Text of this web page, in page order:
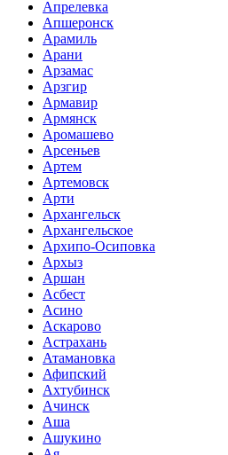
Апрелевка
Апшеронск
Арамиль
Арани
Арзамас
Арзгир
Армавир
Армянск
Аромашево
Арсеньев
Артем
Артемовск
Арти
Архангельск
Архангельское
Архипо-Осиповка
Архыз
Аршан
Асбест
Асино
Аскарово
Астрахань
Атамановка
Афипский
Ахтубинск
Ачинск
Аша
Ашукино